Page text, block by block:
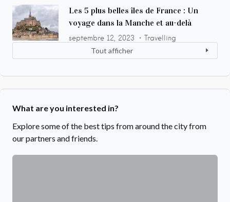
Les 5 plus belles îles de France : Un
voyage dans la Manche et au-delà
septembre 12, 2023 Travelling
Tout afficher
What are you interested in?
Explore some of the best tips from around the city from
our partners and friends.